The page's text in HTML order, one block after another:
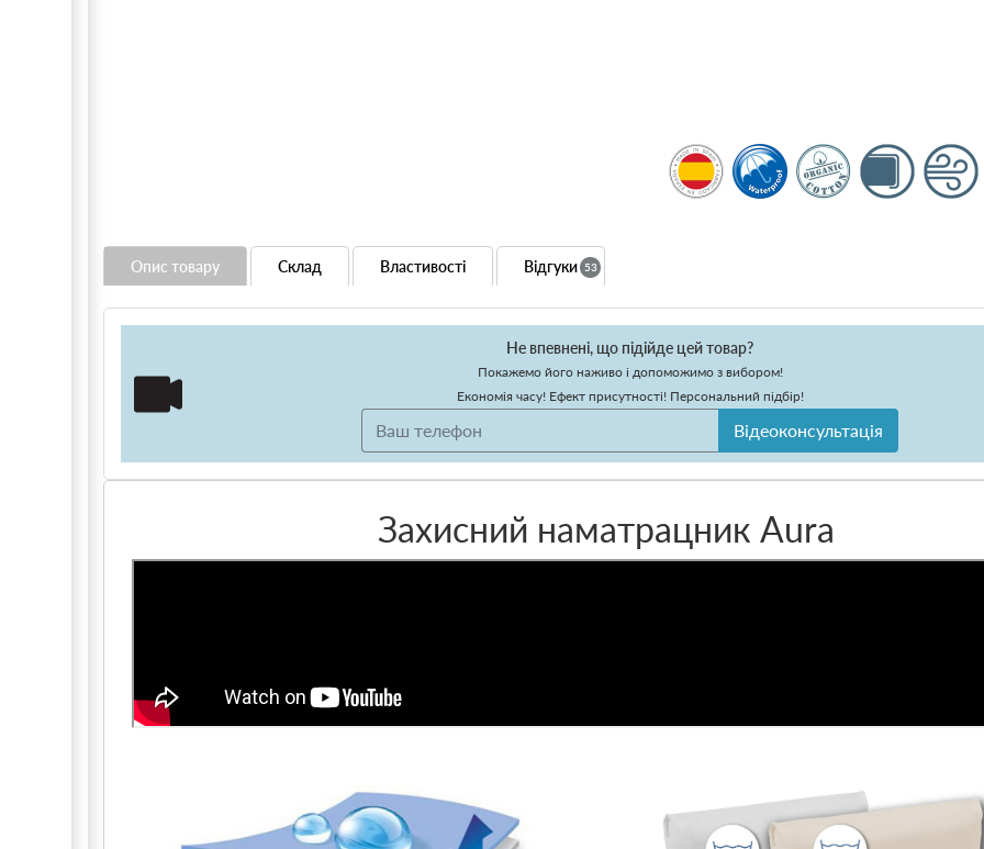
Опис товару Склад Властивості Відгуки 53
Не впевнені, що підійде цей товар?
Покажемо його наживо і допоможимо з вибором!
Економія часу! Ефект присутності! Персональний підбір!
Відеоконсультація
Захисний наматрацник Aura